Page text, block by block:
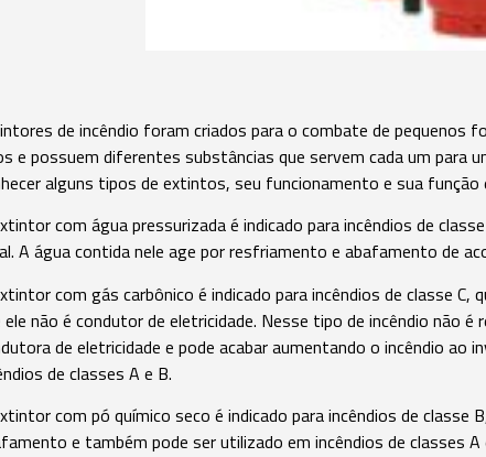
de incêndio foram criados para o combate de pequenos
e possuem diferentes substâncias que servem cada um para
alguns tipos de extintos, seu funcionamento e sua função
com água pressurizada é indicado para incêndios de
A água contida nele age por resfriamento e abafamento de
com gás carbônico é indicado para incêndios de classe
ele não é condutor de eletricidade. Nesse tipo de incêndio não
de eletricidade e pode acabar aumentando o incêndio ao
de classes A e B.
com pó químico seco é indicado para incêndios de classe
e também pode ser utilizado em incêndios de classes A